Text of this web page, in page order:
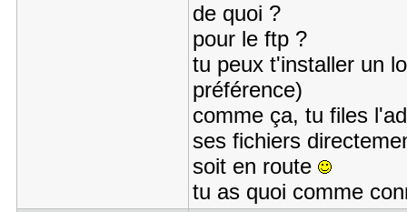
de quoi ?
pour le ftp ?
tu peux t'installer un
préférence)
comme ça, tu files
ses fichiers
soit en route
tu as quoi comme